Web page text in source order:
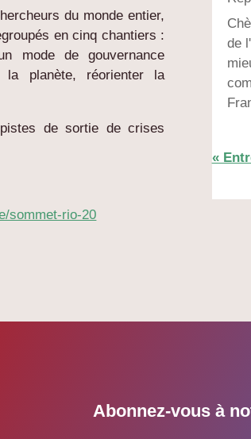
du monde entier,
en cinq chantiers :
mode de gouvernance
planète, réorienter la
de sortie de crises
sommet-rio-20
de
«
Abonnez-vous à